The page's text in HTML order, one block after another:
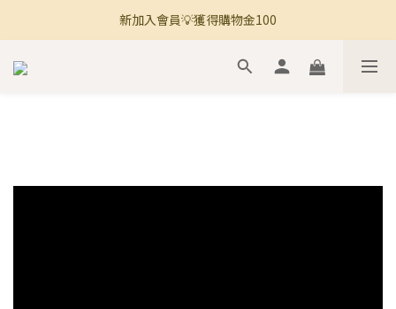
🚚 全館滿800免運 🚚
新加入會員💡獲得購物金100
🚚 全館滿800免運 🚚